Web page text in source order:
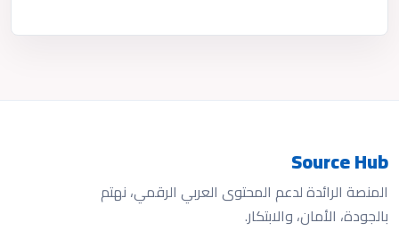
Source Hub
المنصة الرائدة لدعم المحتوى العربي الرقمي، نهتم
بالجودة، الأمان، والابتكار.